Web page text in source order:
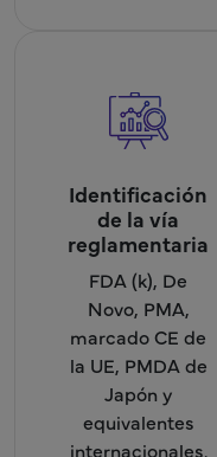
Identificación
de la vía
reglamentaria
FDA (k), De
Novo, PMA,
marcado CE de
la UE, PMDA de
Japón y
equivalentes
internacionales.